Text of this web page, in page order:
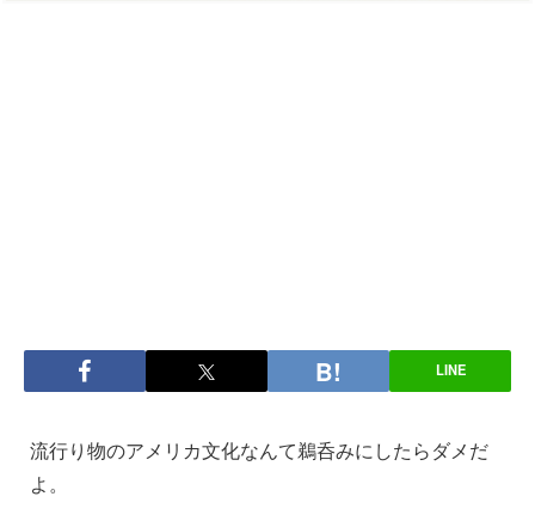
LINE
流行り物のアメリカ文化なんて鵜呑みにしたらダメだ
よ。